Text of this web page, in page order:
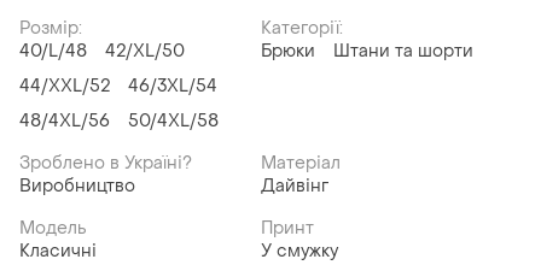
Розмір:
40/L/48
42/XL/50
44/XXL/52
46/3XL/54
48/4XL/56
50/4XL/58
Категорії:
Брюки
Штани та шорти
Зроблено в Україні?
Виробництво
Матеріал
Дайвінг
Модель
Класичні
Принт
У смужку